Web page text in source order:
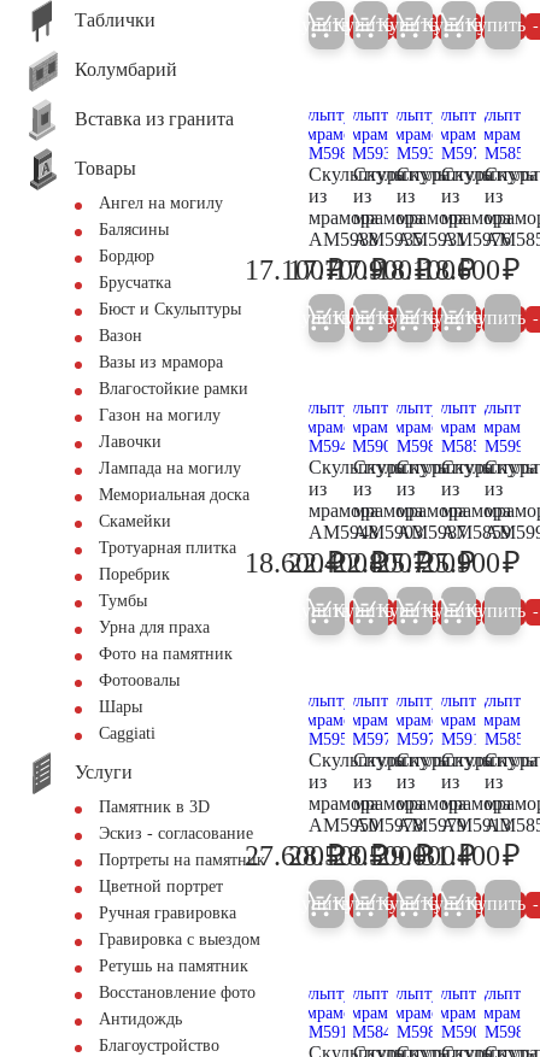
Таблички
Колумбарий
Вставка из гранита
Товары
Ангел на могилу
Балясины
Бордюр
Брусчатка
Бюст и Скульптуры
Вазон
Вазы из мрамора
Влагостойкие рамки
Газон на могилу
Лавочки
Лампада на могилу
Мемориальная доска
Скамейки
Тротуарная плитка
Поребрик
Тумбы
Урна для праха
Фото на памятник
Фотоовалы
Шары
Сaggiati
Услуги
Памятник в 3D
Эскиз - согласование
Портреты на памятник
Цветной портрет
Ручная гравировка
Гравировка с выездом
Ретушь на памятник
Восстановление фото
Антидождь
Благоустройство
Купить 5%
Купить 5%
Купить 5%
Купить 5%
Купить
Скульптура
из
мрамора
AM5988
18.000
17.100₽
Купить 5%
Скульптура
из
мрамора
AM5935
18.600
17.700₽
Купить 5%
Скульптура
из
мрамора
AM5931
18.800
17.900₽
Купить 5%
Скульптура
из
мрамора
AM5976
19.000
18.100₽
Купить 5%
из
18.600₽
Купить
Скульптура
из
мрамора
AM5948
19.600
18.600₽
Купить 5%
Скульптура
из
мрамора
AM5903
23.600
22.400₽
Купить 5%
Скульптура
из
мрамора
AM5987
24.000
22.800₽
Купить 5%
Скульптура
из
мрамора
AM5859
27.000
25.700₽
Купить 5%
из
25.900₽
Купить
Скульптура
из
мрамора
AM5950
29.000
27.600₽
Купить 5%
Скульптура
из
мрамора
AM5978
30.000
28.500₽
Купить 5%
Скульптура
из
мрамора
AM5979
30.000
28.500₽
Купить 5%
Скульптура
из
мрамора
AM5913
30.500
29.000₽
Купить 5%
из
31.400₽
Купить
Скульптура
Скульптура
Скульптура
Скульптура